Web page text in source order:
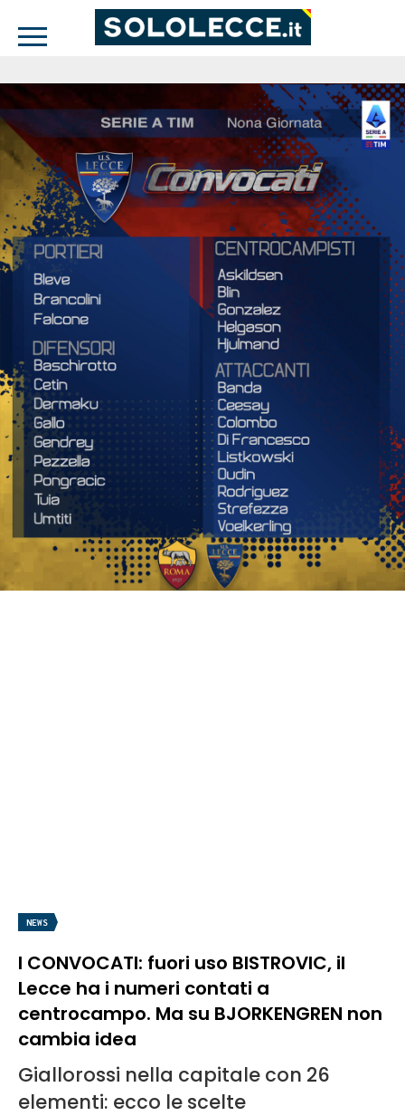
NEWS
I CONVOCATI: fuori uso BISTROVIC, il
Lecce ha i numeri contati a
centrocampo. Ma su BJORKENGREN non
cambia idea
Giallorossi nella capitale con 26
elementi: ecco le scelte